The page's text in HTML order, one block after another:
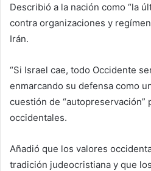
Describió a la nación como “la
contra organizaciones y
Irán.
“Si Israel cae, todo Occidente
enmarcando su defensa como
cuestión de “autopreservación”
occidentales.
Añadió que los valores
tradición judeocristiana y que